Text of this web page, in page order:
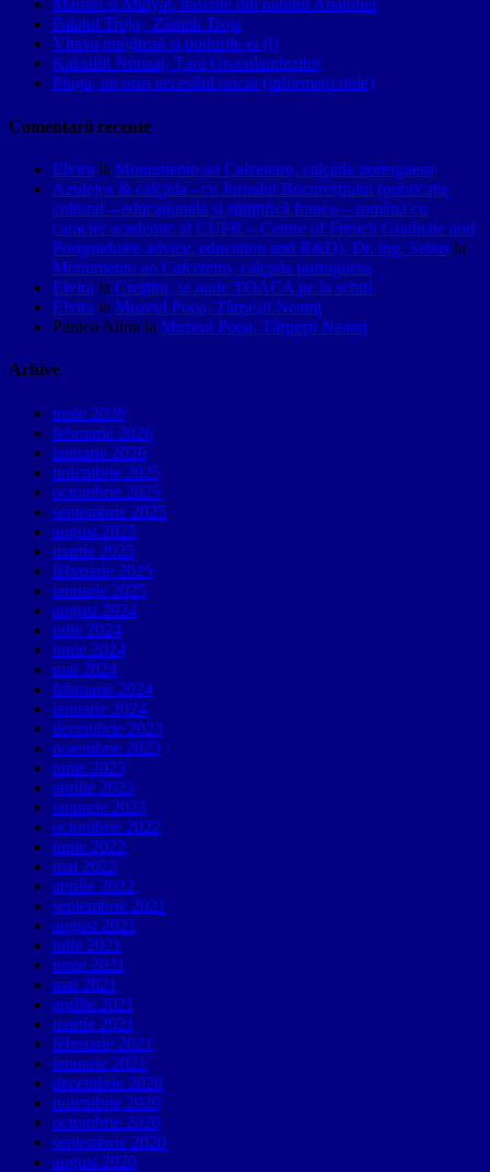
Mardin și Midyat, născute din nahitul Anatoliei
Palatul Troja, Zámek Troja
Vltava pragheză și podurile ei (I)
Kalaallit Nunaat, Țara Groenlandezilor
Praga, un oraș accesibil oricui (informații utile)
Comentarii recente
Elvira la Monumento ao Calceteiro, calçada portuguesa
Azulejos & calçada - cu Jurnalul Bucureștiului (publicație
cultural – educațională și științifică franco – română cu
caracter academic al CUFR – Centre of French Graduate and
Postgraduate advice, education and R&D). Dr. ing. Sebas la
Monumento ao Calceteiro, calçada portuguesa
Elvira la Creştini, se aude TOACA pe la schit!
Elvira la Muzeul Popa, Târpeşti Neamţ
Panica Alina la Muzeul Popa, Târpeşti Neamţ
Arhive
iunie 2026
februarie 2026
ianuarie 2026
noiembrie 2025
octombrie 2025
septembrie 2025
august 2025
martie 2025
februarie 2025
ianuarie 2025
august 2024
iulie 2024
iunie 2024
mai 2024
februarie 2024
ianuarie 2024
decembrie 2023
noiembrie 2023
iunie 2023
aprilie 2023
ianuarie 2023
octombrie 2022
iunie 2022
mai 2022
aprilie 2022
septembrie 2021
august 2021
iulie 2021
iunie 2021
mai 2021
aprilie 2021
martie 2021
februarie 2021
ianuarie 2021
decembrie 2020
noiembrie 2020
octombrie 2020
septembrie 2020
august 2020